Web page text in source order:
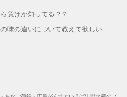
負けか知ってる？？
味の違いについて教えて欲しい